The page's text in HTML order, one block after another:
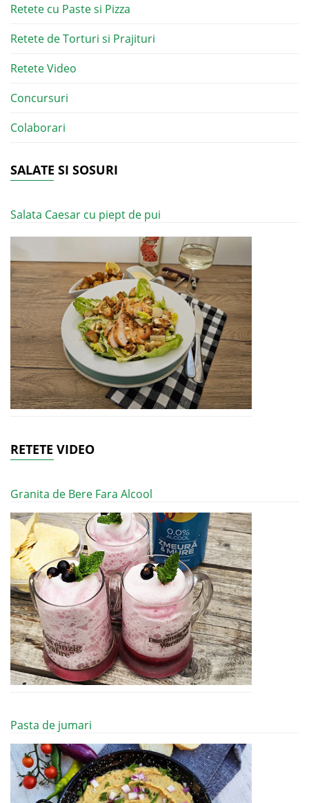
Retete cu Paste si Pizza
Retete de Torturi si Prajituri
Retete Video
Concursuri
Colaborari
SALATE SI SOSURI
Salata Caesar cu piept de pui
RETETE VIDEO
Granita de Bere Fara Alcool
Pasta de jumari